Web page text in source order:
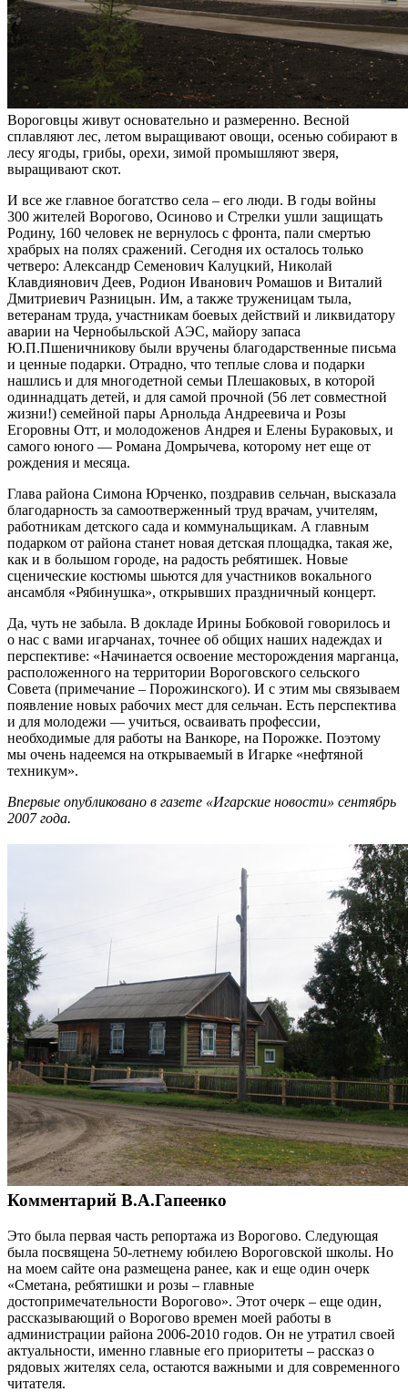
Вороговцы живут основательно и размеренно. Весной
сплавляют лес, летом выращивают овощи, осенью собирают в
лесу ягоды, грибы, орехи, зимой промышляют зверя,
выращивают скот.
И все же главное богатство села – его люди. В годы войны
300 жителей Ворогово, Осиново и Стрелки ушли защищать
Родину, 160 человек не вернулось с фронта, пали смертью
храбрых на полях сражений. Сегодня их осталось только
четверо: Александр Семенович Калуцкий, Николай
Клавдиянович Деев, Родион Иванович Ромашов и Виталий
Дмитриевич Разницын. Им, а также труженицам тыла,
ветеранам труда, участникам боевых действий и ликвидатору
аварии на Чернобыльской АЭС, майору запаса
Ю.П.Пшеничникову были вручены благодарственные письма
и ценные подарки. Отрадно, что теплые слова и подарки
нашлись и для многодетной семьи Плешаковых, в которой
одиннадцать детей, и для самой прочной (56 лет совместной
жизни!) семейной пары Арнольда Андреевича и Розы
Егоровны Отт, и молодоженов Андрея и Елены Бураковых, и
самого юного — Романа Домрычева, которому нет еще от
рождения и месяца.
Глава района Симона Юрченко, поздравив сельчан, высказала
благодарность за самоотверженный труд врачам, учителям,
работникам детского сада и коммунальщикам. А главным
подарком от района станет новая детская площадка, такая же,
как и в большом городе, на радость ребятишек. Новые
сценические костюмы шьются для участников вокального
ансамбля «Рябинушка», открывших праздничный концерт.
Да, чуть не забыла. В докладе Ирины Бобковой говорилось и
о нас с вами игарчанах, точнее об общих наших надеждах и
перспективе: «Начинается освоение месторождения марганца,
расположенного на территории Вороговского сельского
Совета (примечание – Порожинского). И с этим мы связываем
появление новых рабочих мест для сельчан. Есть перспектива
и для молодежи — учиться, осваивать профессии,
необходимые для работы на Ванкоре, на Порожке. Поэтому
мы очень надеемся на открываемый в Игарке «нефтяной
техникум».
Впервые опубликовано в газете «Игарские новости» сентябрь
2007 года.
Комментарий В.А.Гапеенко
Это была первая часть репортажа из Ворогово. Следующая
была посвящена 50-летнему юбилею Вороговской школы. Но
на моем сайте она размещена ранее, как и еще один очерк
«Сметана, ребятишки и розы – главные
достопримечательности Ворогово». Этот очерк – еще один,
рассказывающий о Ворогово времен моей работы в
администрации района 2006-2010 годов. Он не утратил своей
актуальности, именно главные его приоритеты – рассказ о
рядовых жителях села, остаются важными и для современного
читателя.